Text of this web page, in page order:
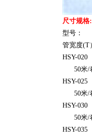
尺寸规格:
型号：
管宽度
50米/
50米/
50米/